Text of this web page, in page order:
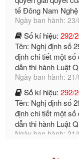
Số kí hiệu: 292/
Tên: Nghị định số
định chi tiết một số
dẫn thi hành Luật
Ngày ban hành:
Số kí hiệu: 292/
Tên: Nghị định số
định chi tiết một số
dẫn thi hành Luật
Ngày ban hành:
Số kí hiệu: 105/
Tên: Thông tư số